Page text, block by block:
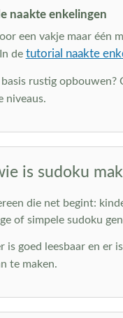
naakte enkelingen
een vakje maar één
de tutorial naakte
rustig opbouwen?
niveaus.
is sudoku
die net begint:
of simpele sudoku
is goed leesbaar en er
te maken.